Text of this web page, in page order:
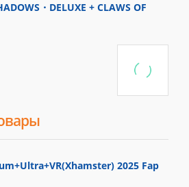
・DELUXE + CLAWS OF
2025 Fap